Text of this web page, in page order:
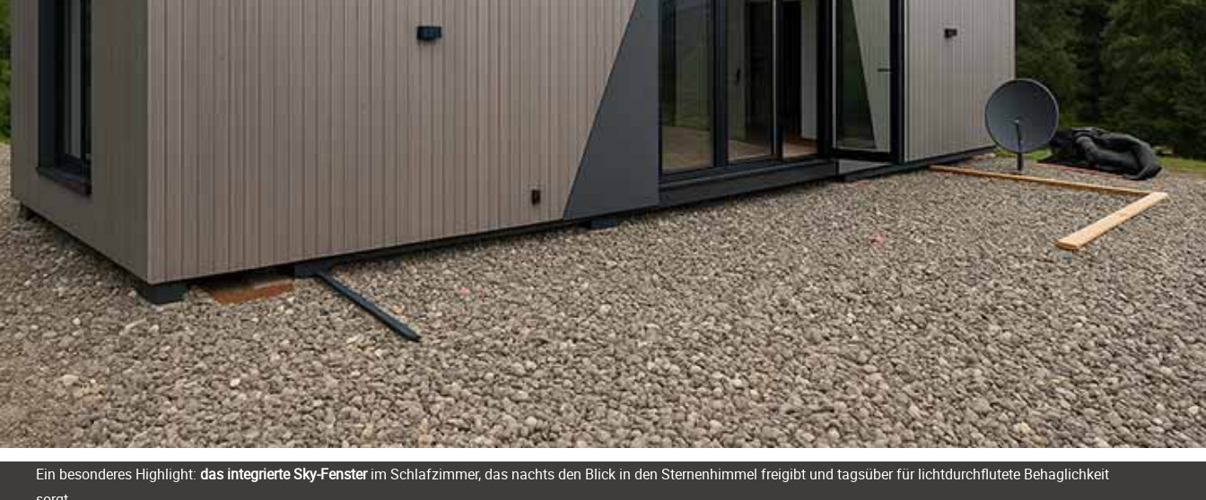
Ein besonderes Highlight: das integrierte Sky-Fensterim Schlafzimmer, das nachts den Blick in den Sternenhimmel freigibt und tagsüber für lichtdurchflutete Behaglichkeit